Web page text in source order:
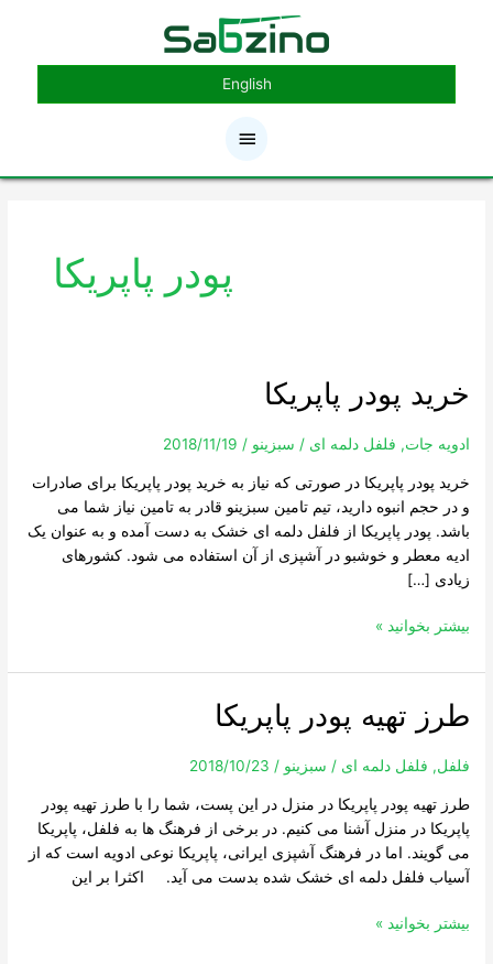
فهرست
اصلی
English
پودر پاپریکا
خرید پودر پاپریکا
ادویه جات, فلفل دلمه ای / سبزینو/
2018/11/19
خرید پودر پاپریکا در صورتی که نیاز به خرید پودر پاپریکا برای صادرات
و در حجم انبوه دارید، تیم تامین سبزینو قادر به تامین نیاز شما می
باشد. پودر پاپریکا از فلفل دلمه ای خشک به دست آمده و به عنوان یک
ادیه معطر و خوشبو در آشپزی از آن استفاده می شود. کشورهای
زیادی […]
خرید
پودر
پاپریکا
بیشتر بخوانید »
طرز تهیه پودر پاپریکا
فلفل, فلفل دلمه ای / سبزینو/
2018/10/23
طرز تهیه پودر پاپریکا در منزل در این پست، شما را با طرز تهیه پودر
پاپریکا در منزل آشنا می کنیم. در برخی از فرهنگ ها به فلفل، پاپریکا
می گویند. اما در فرهنگ آشپزی ایرانی، پاپریکا نوعی ادویه است که از
آسیاب فلفل دلمه ای خشک شده بدست می آید. اکثرا بر این
طرز
تهیه
پودر
پاپریکا
بیشتر بخوانید »